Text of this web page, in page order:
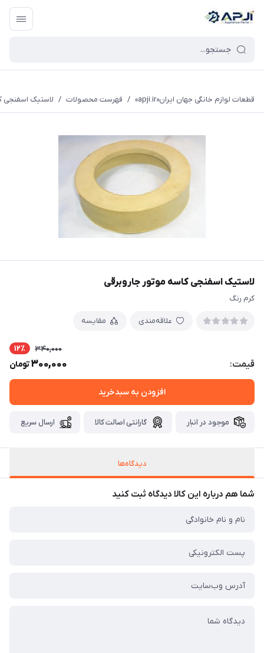
قطعات یدکی و جانبی لوازم خانگی جهان ایران
قطعات لوازم خانگی جهان ایران«apji.ir» / فهرست محصولات / لاستیک اسفنجی
لاستیک اسفنجی کاسه موتور جاروبرقی
کرم رنگ
علاقه‌مندی مقایسه
قیمت:
340,000 12٪
300,000تومان
افزودن به سبدخرید
موجود در انبار گارانتی اصالت کالا ارسال سریع
دیدگاه‌ها
شما هم درباره این کالا دیدگاه ثبت کنید